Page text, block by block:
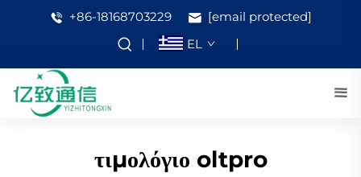
+86-18168703229
[email protected]
EL
τιμολόγιο oltpro